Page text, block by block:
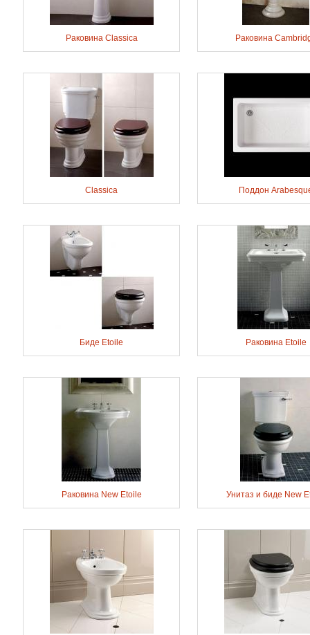
Раковина Classica Раковина
Classica Поддон
Биде Etoile Раковина Etoile
Раковина New Etoile Унитаз и биде New